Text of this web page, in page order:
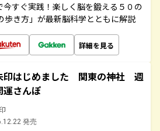
今すぐ実践！楽しく脳を鍛える５０の
歩き方」が最新脳科学とともに解説
詳細を見る
印はじめました 関東の神社 週
運さんぽ
発売